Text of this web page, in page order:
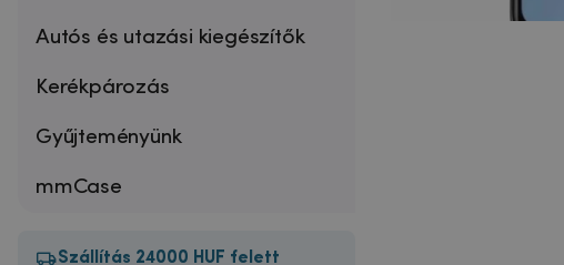
Autós és utazási kiegészítők
Kerékpározás
Gyűjteményünk
mmCase
Szállítás 24000 HUF felett